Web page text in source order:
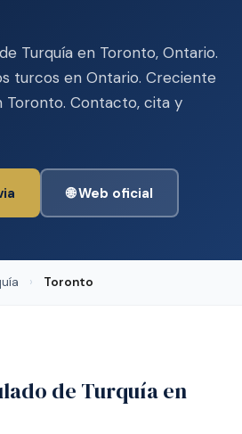
Turquía en Toronto, Ontario.
turcos en Ontario. Creciente
Toronto. Contacto, cita y
🌐 Web oficial
› Toronto
de Turquía en